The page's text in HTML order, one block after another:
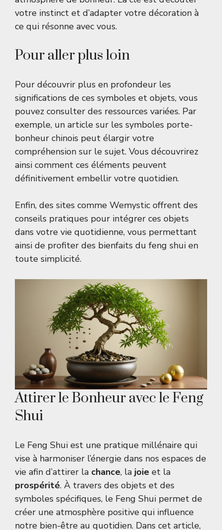
votre instinct et d’adapter votre décoration à
ce qui résonne avec vous.
Pour aller plus loin
Pour découvrir plus en profondeur les
significations de ces symboles et objets, vous
pouvez consulter des ressources variées. Par
exemple, un article sur les symboles porte-
bonheur chinois peut élargir votre
compréhension sur le sujet. Vous découvrirez
ainsi comment ces éléments peuvent
définitivement embellir votre quotidien.
Enfin, des sites comme Wemystic offrent des
conseils pratiques pour intégrer ces objets
dans votre vie quotidienne, vous permettant
ainsi de profiter des bienfaits du feng shui en
toute simplicité.
Attirer le Bonheur avec le Feng
Shui
Le Feng Shui est une pratique millénaire qui
vise à harmoniser l’énergie dans nos espaces de
vie afin d’attirer la chance, la joie et la
prospérité. À travers des objets et des
symboles spécifiques, le Feng Shui permet de
créer une atmosphère positive qui influence
notre bien-être au quotidien. Dans cet article,